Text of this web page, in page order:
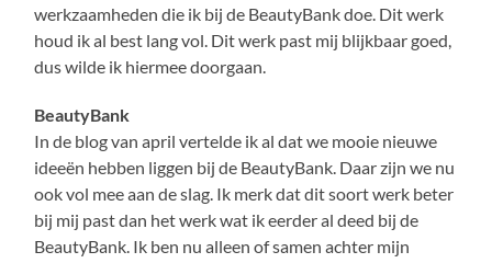
werkzaamheden die ik bij de BeautyBank doe. Dit werk
houd ik al best lang vol. Dit werk past mij blijkbaar goed,
dus wilde ik hiermee doorgaan.
BeautyBank
In de blog van april vertelde ik al dat we mooie nieuwe
ideeën hebben liggen bij de BeautyBank. Daar zijn we nu
ook vol mee aan de slag. Ik merk dat dit soort werk beter
bij mij past dan het werk wat ik eerder al deed bij de
BeautyBank. Ik ben nu alleen of samen achter mijn